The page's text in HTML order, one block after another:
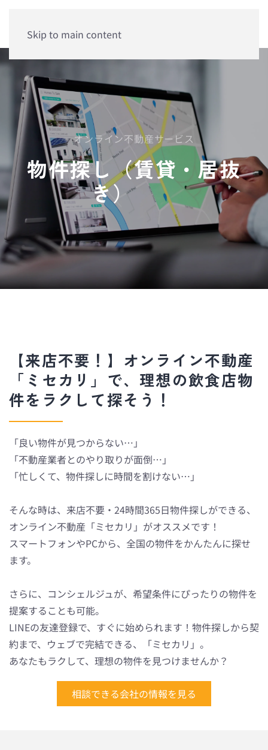
Skip to main content
オンライン不動産サービス
物件探し（賃貸・居抜
き）
【来店不要！】オンライン不動産
「ミセカリ」で、理想の飲食店物
件をラクして探そう！
「良い物件が見つからない…」
「不動産業者とのやり取りが面倒…」
「忙しくて、物件探しに時間を割けない…」
そんな時は、来店不要・24時間365日物件探しができる、
オンライン不動産「ミセカリ」がオススメです！
スマートフォンやPCから、全国の物件をかんたんに探せ
ます。
さらに、コンシェルジュが、希望条件にぴったりの物件を
提案することも可能。
LINEの友達登録で、すぐに始められます！物件探しから契
約まで、ウェブで完結できる、「ミセカリ」。
あなたもラクして、理想の物件を見つけませんか？
相談できる会社の情報を見る